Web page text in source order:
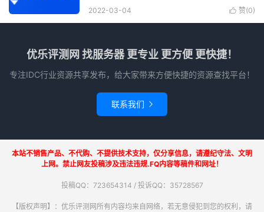
 赞(0)
2022-03-04
优乐评测网 找服务器 更专业 更方便 更快捷！
专注IDC行业资源共享发布，给大家带来方便快捷的资源查找平台！
联系我们 
本站不销售产品、不代购、不提供技术支持，仅分享信息，请遵纪守法、文明
上网。禁止网友投稿涉及违法违规.FQ内容等稿件和网址！
投稿QQ：723654314 / 投诉QQ：35728567
【版权声明】：优乐评测网所有内容均来自网络，若无意侵犯到您的权利，请